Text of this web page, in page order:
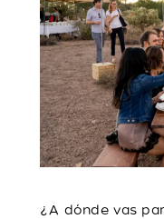
¿A dónde vas